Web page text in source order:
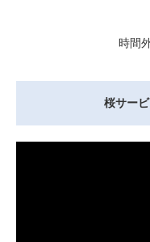
時間
桜サー
動